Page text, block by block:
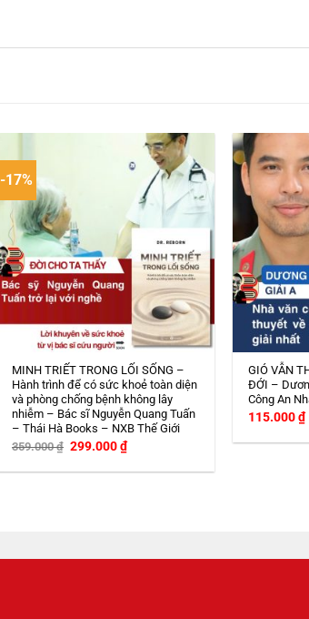
-17%
MINH TRIẾT TRONG LỐI SỐNG –
Hành trình để có sức khoẻ toàn diện
và phòng chống bệnh không lây
nhiễm – Bác sĩ Nguyễn Quang Tuấn
– Thái Hà Books – NXB Thế Giới
359.000₫ Giá
là:
299.000₫Giá
hiện
tại
GIÓ VẪN
ĐỚI –
Công An
115.000₫